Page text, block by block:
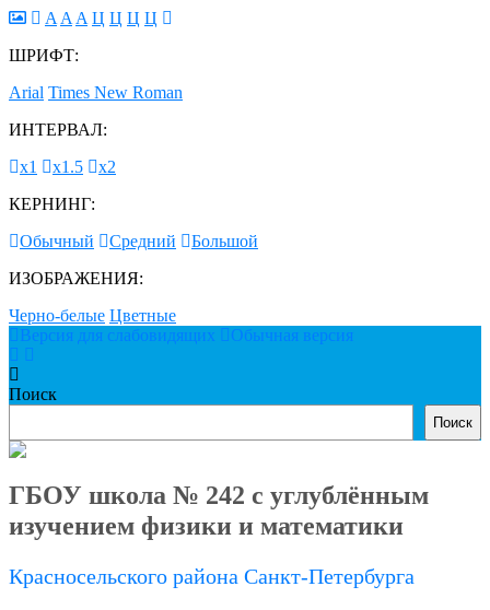
A A A Ц Ц Ц Ц
ШРИФТ:
Arial Times New Roman
ИНТЕРВАЛ:
х1
х1.5
х2
КЕРНИНГ:
Обычный
Средний
Большой
ИЗОБРАЖЕНИЯ:
Черно-белые Цветные
Версия для слабовидящих
Обычная версия
Поиск
Поиск
ГБОУ школа № 242 с углублённым
изучением физики и математики
Красносельского района Санкт-Петербурга